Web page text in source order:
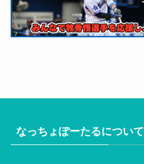
なっちょぽーたるについて